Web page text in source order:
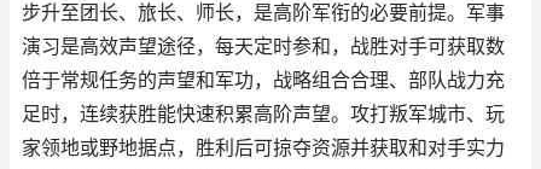
步升至团长、旅长、师长，是高阶军衔的必要前提。军事
演习是高效声望途径，每天定时参和，战胜对手可获取数
倍于常规任务的声望和军功，战略组合合理、部队战力充
足时，连续获胜能快速积累高阶声望。攻打叛军城市、玩
家领地或野地据点，胜利后可掠夺资源并获取和对手实力